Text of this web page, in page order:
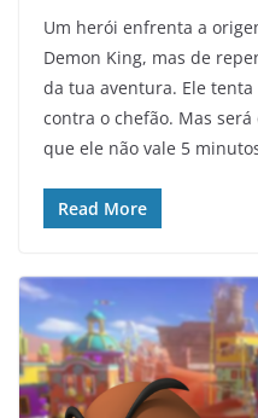
Um herói enfrenta a
Demon King, mas de
da tua aventura. Ele
contra o chefão. Mas
que ele não vale 5
Read More